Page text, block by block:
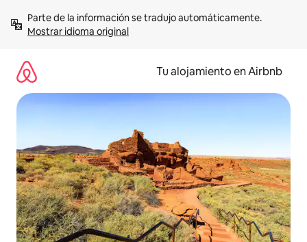
contenidoMostrar idioma original
Tu alojamiento en Airbnb